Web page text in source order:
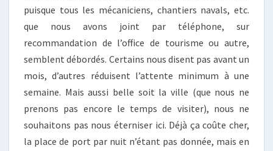
puisque tous les mécaniciens, chantiers navals, etc.
que nous avons joint par téléphone, sur
recommandation de l’office de tourisme ou autre,
semblent débordés. Certains nous disent pas avant un
mois, d’autres réduisent l’attente minimum à une
semaine. Mais aussi belle soit la ville (que nous ne
prenons pas encore le temps de visiter), nous ne
souhaitons pas nous éterniser ici. Déjà ça coûte cher,
la place de port par nuit n’étant pas donnée, mais en